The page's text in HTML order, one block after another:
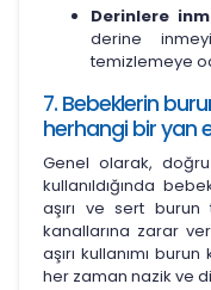
Derinlere
derine
temizlemeye
7. Bebeklerin
herhangi bir yan
Genel olarak,
kullanıldığında
aşırı ve sert
kanallarına zarar
aşırı kullanımı
her zaman nazik ve